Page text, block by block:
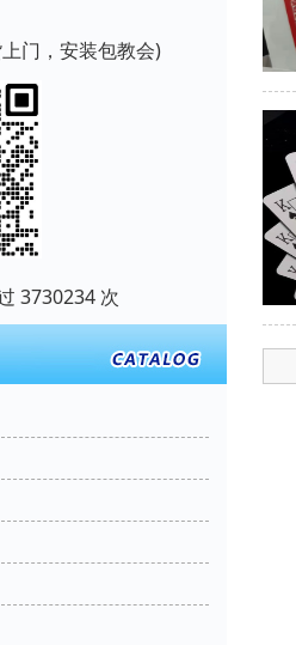
门，安装包教会)
3730234 次